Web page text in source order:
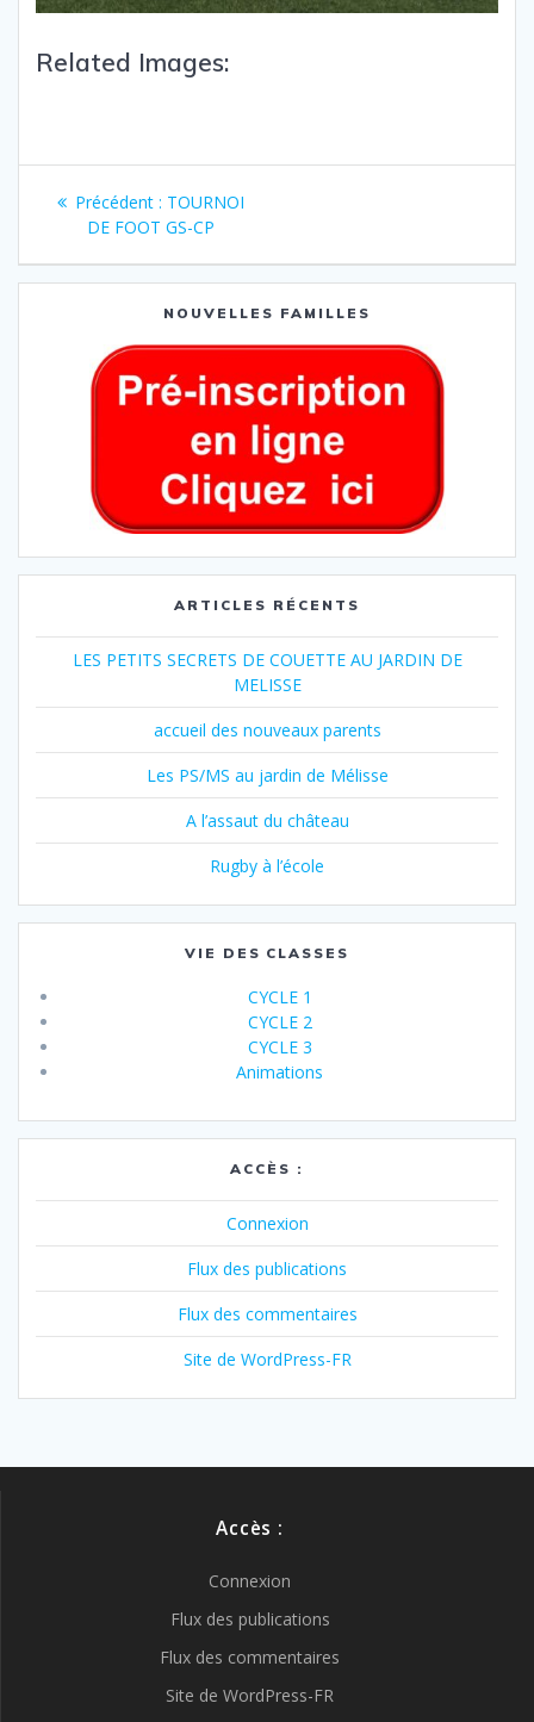
Related Images:
Précédent : TOURNOI
DE FOOT GS-CP
NOUVELLES FAMILLES
ARTICLES RÉCENTS
LES PETITS SECRETS DE COUETTE AU JARDIN DE
MELISSE
accueil des nouveaux parents
Les PS/MS au jardin de Mélisse
A l’assaut du château
Rugby à l’école
VIE DES CLASSES
CYCLE 1
CYCLE 2
CYCLE 3
Animations
ACCÈS :
Connexion
Flux des publications
Flux des commentaires
Site de WordPress-FR
Accès :
Connexion
Flux des publications
Flux des commentaires
Site de WordPress-FR